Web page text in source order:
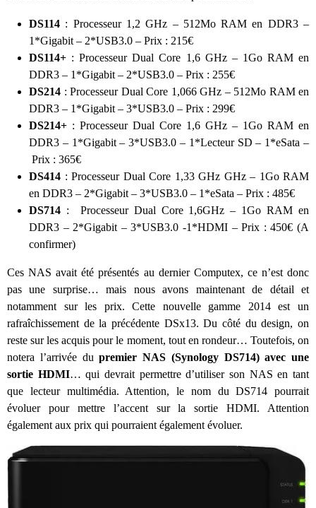
DS114 : Processeur 1,2 GHz – 512Mo RAM en DDR3 –
1*Gigabit – 2*USB3.0 – Prix : 215€
DS114+ : Processeur Dual Core 1,6 GHz – 1Go RAM en
DDR3 – 1*Gigabit – 2*USB3.0 – Prix : 255€
DS214 : Processeur Dual Core 1,066 GHz – 512Mo RAM en
DDR3 – 1*Gigabit – 3*USB3.0 – Prix : 299€
DS214+ : Processeur Dual Core 1,6 GHz – 1Go RAM en
DDR3 – 1*Gigabit – 3*USB3.0 – 1*Lecteur SD – 1*eSata –
Prix : 365€
DS414 : Processeur Dual Core 1,33 GHz GHz – 1Go RAM
en DDR3 – 2*Gigabit – 3*USB3.0 – 1*eSata – Prix : 485€
DS714 : Processeur Dual Core 1,6GHz – 1Go RAM en
DDR3 – 2*Gigabit – 3*USB3.0 -1*HDMI – Prix : 450€ (A
confirmer)
Ces NAS avait été présentés au dernier Computex, ce n’est donc
pas une surprise… mais nous avons maintenant de détail et
notamment sur les prix. Cette nouvelle gamme 2014 est un
rafraîchissement de la précédente DSx13. Du côté du design, on
reste sur les acquis pour le moment, tout en rondeur… Toutefois, on
notera l’arrivée dupremier NAS (Synology DS714) avec une
sortie HDMI… qui devrait permettre d’utiliser son NAS en tant
que lecteur multimédia. Attention, le nom du DS714 pourrait
évoluer pour mettre l’accent sur la sortie HDMI. Attention
également aux prix qui pourraient également évoluer.